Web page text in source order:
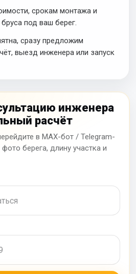
срокам монтажа и
под ваш берег.
сразу предложим
выезд инженера или запуск
инженера
расчёт
в MAX-бот / Telegram-
берега, длину участка и